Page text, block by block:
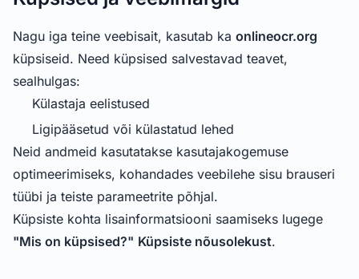
Nagu iga teine veebisait, kasutab ka onlineocr.org
küpsiseid. Need küpsised salvestavad teavet,
sealhulgas:
Külastaja eelistused
Ligipääsetud või külastatud lehed
Neid andmeid kasutatakse kasutajakogemuse
optimeerimiseks, kohandades veebilehe sisu brauseri
tüübi ja teiste parameetrite põhjal.
Küpsiste kohta lisainformatsiooni saamiseks lugege
"Mis on küpsised?" Küpsiste nõusolekust.